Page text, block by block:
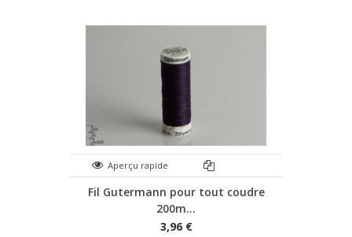
Aperçu rapide
Fil Gutermann pour tout coudre
200m...
3,96 €